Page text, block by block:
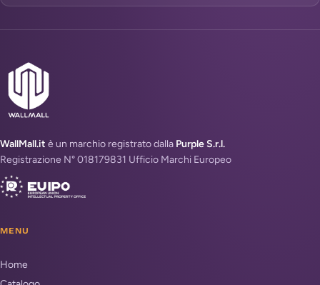
WallMall.it è un marchio registrato dalla Purple S.r.l.
Registrazione N° 018179831 Ufficio Marchi Europeo
MENU
Home